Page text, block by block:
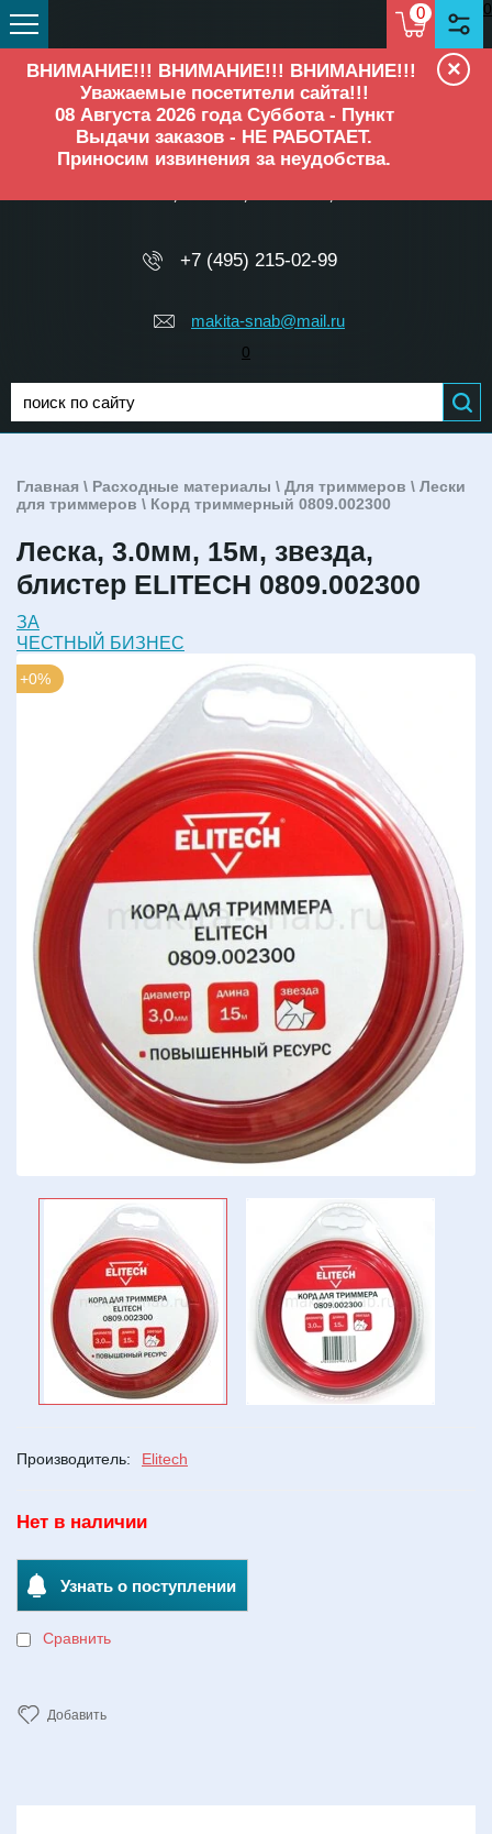
0 0
ВНИМАНИЕ!!! ВНИМАНИЕ!!! ВНИМАНИЕ!!!
Уважаемые посетители сайта!!!
08 Августа 2026 года Суббота - Пункт
Выдачи заказов - НЕ РАБОТАЕТ.
Приносим извинения за неудобства.
×
ОФИЦИАЛЬНЫЙ ДИЛЕР
+7 (495) 215-02-99
makita-snab@mail.ru
0
Главная \ Расходные материалы \ Для триммеров \ Лески
для триммеров \ Корд триммерный 0809.002300
Леска, 3.0мм, 15м, звезда,
блистер ELITECH 0809.002300
ЗА
ЧЕСТНЫЙ БИЗНЕС
+0%
Нет в наличии
Узнать о поступлении
Сравнить
Добавить
Производитель: Elitech